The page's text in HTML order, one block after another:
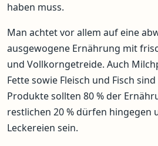
haben muss.
Man achtet vor allem auf eine
ausgewogene Ernährung mit
und Vollkorngetreide. Auch
Fette sowie Fleisch und Fisch
Produkte sollten 80 % der
restlichen 20 % dürfen hingegen
Leckereien sein.